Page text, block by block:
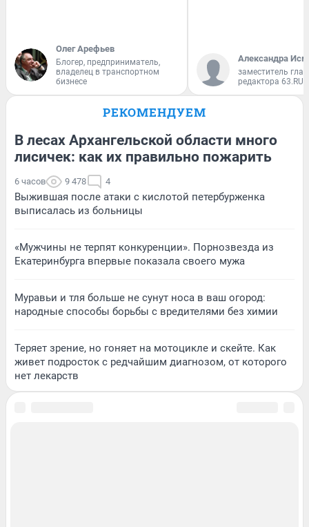
Олег Арефьев
Блогер, предприниматель,
владелец в транспортном
бизнесе
Александра
заместитель
редактора 63.RU
РЕКОМЕНДУЕМ
В лесах Архангельской области много
лисичек: как их правильно пожарить
6 часов 9 478 4
Выжившая после атаки с кислотой петербурженка
выписалась из больницы
«Мужчины не терпят конкуренции». Порнозвезда из
Екатеринбурга впервые показала своего мужа
Муравьи и тля больше не сунут носа в ваш огород:
народные способы борьбы с вредителями без химии
Теряет зрение, но гоняет на мотоцикле и скейте. Как
живет подросток с редчайшим диагнозом, от которого
нет лекарств